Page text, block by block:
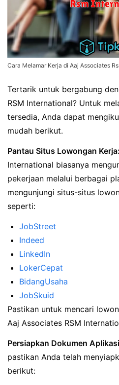
Cara Melamar Kerja di Aaj Associates
Tertarik untuk bergabung
RSM International? Untuk
tersedia, Anda dapat
mudah berikut.
Pantau Situs Lowongan Kerja:
International biasanya
pekerjaan melalui berbagai
mengunjungi situs-situs
seperti:
JobStreet
Indeed
LinkedIn
LokerCepat
BidangUsaha
JobSkuid
Pastikan untuk mencari
Aaj Associates RSM
Persiapkan Dokumen
pastikan Anda telah
berikut: